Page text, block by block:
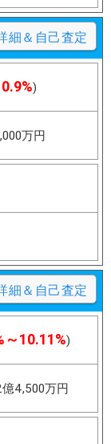
細＆自己査定
)
万円
細＆自己査定
～10.11%)
億4,500万円